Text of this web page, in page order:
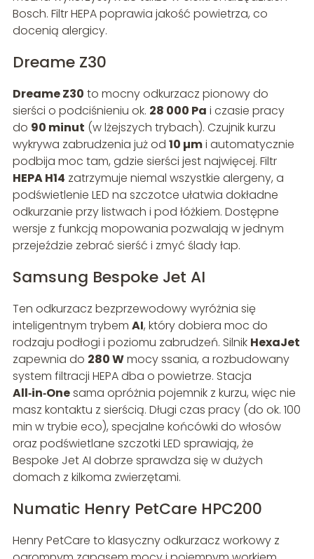
Bosch. Filtr HEPA poprawia jakość powietrza, co
docenią alergicy.
Dreame Z30
Dreame Z30 to mocny odkurzacz pionowy do
sierści o podciśnieniu ok. 28 000 Pa i czasie pracy
do 90 minut (w lżejszych trybach). Czujnik kurzu
wykrywa zabrudzenia już od 10 µmi automatycznie
podbija moc tam, gdzie sierści jest najwięcej. Filtr
HEPA H14 zatrzymuje niemal wszystkie alergeny, a
podświetlenie LED na szczotce ułatwia dokładne
odkurzanie przy listwach i pod łóżkiem. Dostępne
wersje z funkcją mopowania pozwalają w jednym
przejeździe zebrać sierść i zmyć ślady łap.
Samsung Bespoke Jet AI
Ten odkurzacz bezprzewodowy wyróżnia się
inteligentnym trybem AI, który dobiera moc do
rodzaju podłogi i poziomu zabrudzeń. Silnik HexaJet
zapewnia do 280 Wmocy ssania, a rozbudowany
system filtracji HEPA dba o powietrze. Stacja
All‑in‑Onesama opróżnia pojemnik z kurzu, więc nie
masz kontaktu z sierścią. Długi czas pracy (do ok. 100
min w trybie eco), specjalne końcówki do włosów
oraz podświetlane szczotki LED sprawiają, że
Bespoke Jet AI dobrze sprawdza się w dużych
domach z kilkoma zwierzętami.
Numatic Henry PetCare HPC200
Henry PetCare to klasyczny odkurzacz workowy z